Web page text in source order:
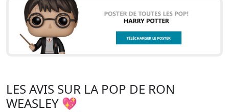
LES AVIS SUR LA POP DE RON
WEASLEY 💖